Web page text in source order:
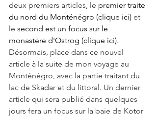
deux premiers articles, le premier traite
du nord du Monténégro (clique ici) et
le second est un focus sur le
monastère d'Ostrog (clique ici).
Désormais, place dans ce nouvel
article à la suite de mon voyage au
Monténégro, avec la partie traitant du
lac de Skadar et du littoral. Un dernier
article qui sera publié dans quelques
jours fera un focus sur la baie de Kotor